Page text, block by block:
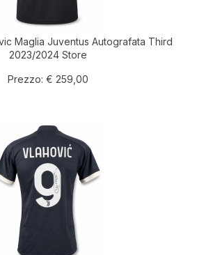
Maglia Juventus Autografata Third
2023/2024 Store
Prezzo: € 259,00